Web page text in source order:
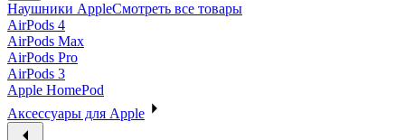
Наушники AppleСмотреть все товары
AirPods 4
AirPods Max
AirPods Pro
AirPods 3
Apple HomePod
Аксессуары для Apple